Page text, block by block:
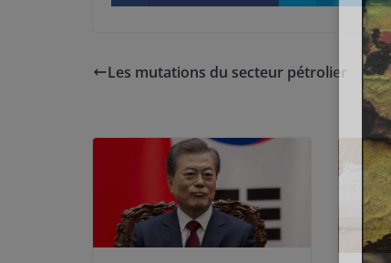
Les mutations du secteur pétrolier